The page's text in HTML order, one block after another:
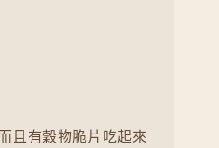
且有穀物脆片吃起來